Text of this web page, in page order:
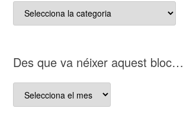
Categories
del
D es que va néixer aquest bloc…
D es
que